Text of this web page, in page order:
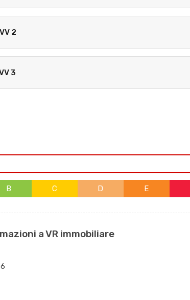
2
3
B C D E
a VR immobiliare